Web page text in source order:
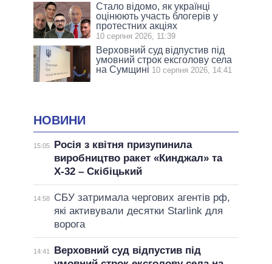
Стало відомо, як українці
оцінюють участь блогерів у
протестних акціях
10 серпня 2026, 11:39
Верховний суд відпустив під
умовний строк ексголову села
на Сумщині 10 серпня 2026, 14:41
НОВИНИ
15:05
Росія з квітня призупинила
виробництво ракет «Кинджал» та
Х-32 – Скібіцький
14:58
СБУ затримала чергових агентів рф,
які активували десятки Starlink для
ворога
14:41
Верховний суд відпустив під